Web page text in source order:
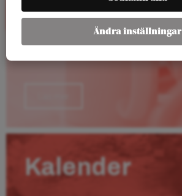
Kalender
Ändra inställningar